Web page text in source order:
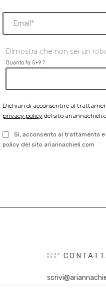
Dimostra che non sei un
Quanto fa 5+9 ?
Dichiari di acconsentire al
privacy policy del sito
Sì, acconsento al trattamento
policy del sito ariannachieli.com